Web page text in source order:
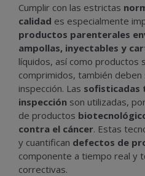
Cumplir con las estrictas
calidad es especialmente
productos parenterales
ampollas, inyectables y
líquidos, así como productos
comprimidos, también
inspección. Las sofisticadas
inspección son utilizadas,
de productos
contra el cáncer. Estas
y cuantifican defectos de
componente a tiempo real y
correctivas.